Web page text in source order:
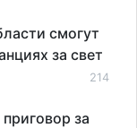
смогут
за свет
214
за